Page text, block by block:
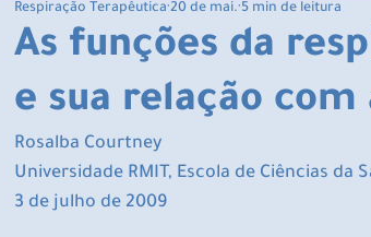
As funções da
e sua relação
Respiração Terapêutica 20 de mai. 5 min de leitura
Rosalba Courtney
Universidade RMIT, Escola de Ciências da
3 de julho de 2009